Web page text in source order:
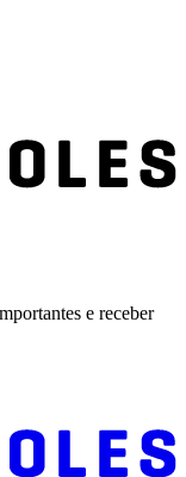
e receber